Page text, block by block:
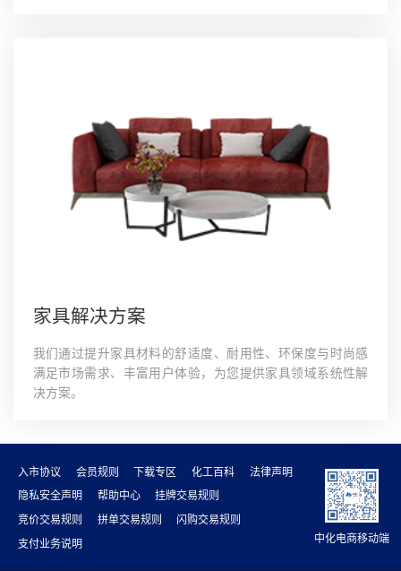
家具解决方案
我们通过提升家具材料的舒适度、耐用性、环保度与时尚感
满足市场需求、丰富用户体验，为您提供家具领域系统性解
决方案。
入市协议 会员规则 下载专区 化工百科
法律声明
隐私安全声明
帮助中心
挂牌交易规则
竞价交易规则
拼单交易规则
闪购交易规则
支付业务说明
中化电商移动端